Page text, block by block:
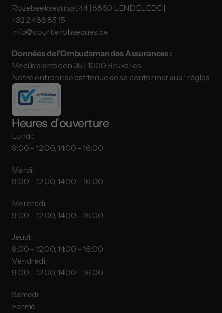
Rozebeeksestraat 44 | 8860 LENDELEDE |
​​​​​​​+32 2 486 85 15
info@courtierobseques.be
Données de l'Ombudsman des Assurances :
Meeûsplantsoen 35 | 1000 Bruxelles
Notre entreprise est tenue de se conformer aux “règles de
Heures d'ouverture
Lundi:
9:00 - 12:00, 14:00 - 16:00
Mardi:
9:00 - 12:00, 14:00 - 16:00
Mercredi:
9:00 - 12:00, 14:00 - 16:00
Jeudi:
9:00 - 12:00, 14:00 - 16:00
Vendredi:
9:00 - 12:00, 14:00 - 16:00
Samedi:
Fermé